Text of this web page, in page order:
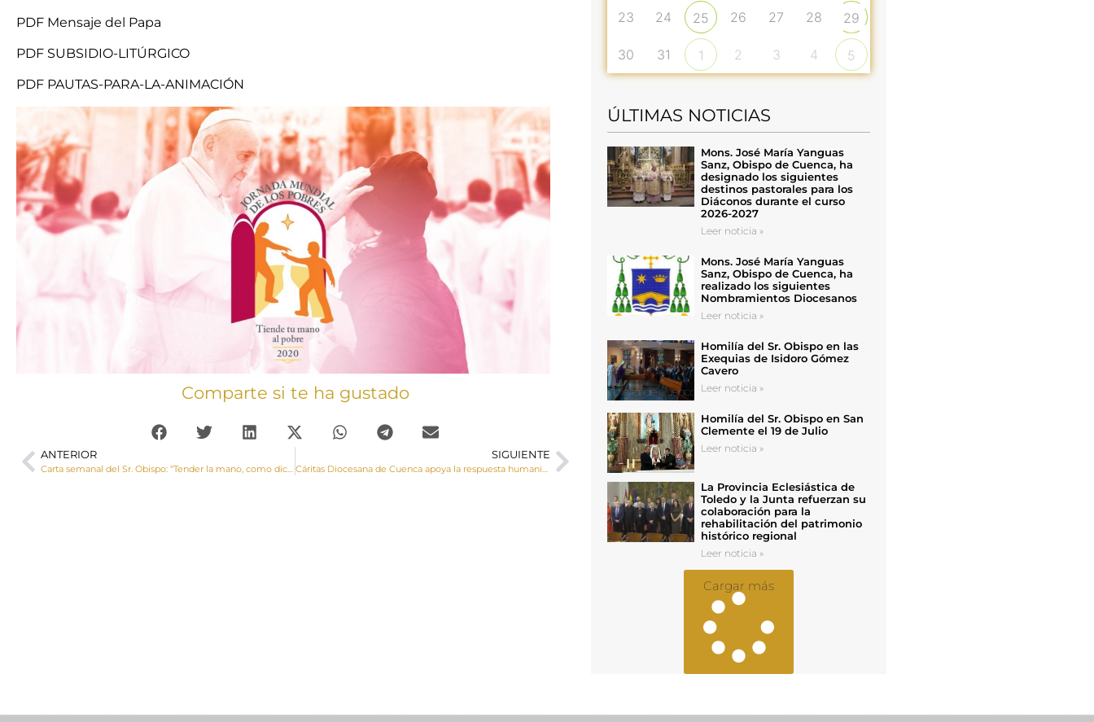
PDF Mensaje del Papa
PDF SUBSIDIO-LITÚRGICO
PDF PAUTAS-PARA-LA-ANIMACIÓN
Comparte si te ha gustado
ANTERIOR
Carta semanal del Sr. Obispo: “Tender la mano, como dice el Papa, es un signo: un signo que recuerda inmediatamente la proximidad, la solidaridad, el amor”
SIGUIENTE
Cáritas Diocesana de Cuenca apoya la respuesta humanitaria de las Cáritas centroamericanas a las víctimas del huracán “Eta”
23 24 25 26 27 28 29
30 31 1 2 3 4 5
ÚLTIMAS NOTICIAS
Mons. José María Yanguas
Sanz, Obispo de Cuenca, ha
designado los siguientes
destinos pastorales para los
Diáconos durante el curso
2026-2027
Leer noticia »
Mons. José María Yanguas
Sanz, Obispo de Cuenca, ha
realizado los siguientes
Nombramientos Diocesanos
Leer noticia »
Homilía del Sr. Obispo en las
Exequias de Isidoro Gómez
Cavero
Leer noticia »
Homilía del Sr. Obispo en San
Clemente el 19 de Julio
Leer noticia »
La Provincia Eclesiástica de
Toledo y la Junta refuerzan su
colaboración para la
rehabilitación del patrimonio
histórico regional
Leer noticia »
Cargar más